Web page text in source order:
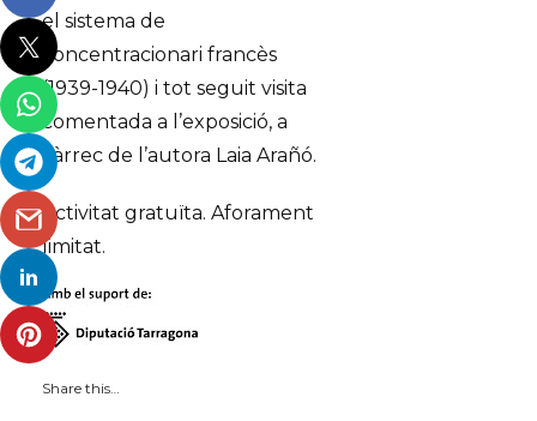
el sistema de
concentracionari francès
(1939-1940) i tot seguit visita
comentada a l’exposició, a
càrrec de l’autora Laia Arañó.
Activitat gratuïta. Aforament
limitat.
Share this…